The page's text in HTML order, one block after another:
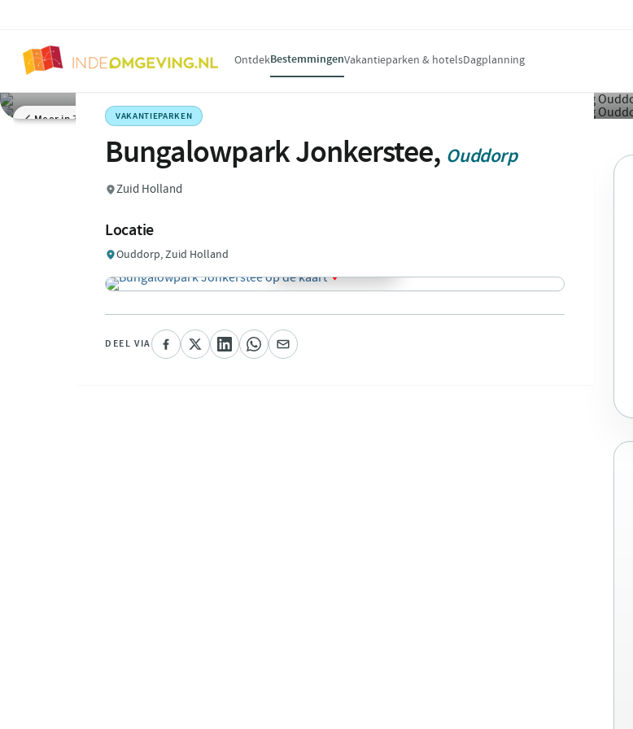
OntdekBestemmingenVakantieparken & hotelsDagplanning
Meer in Zuid HollandVAKANTIEPARKEN
Bungalowpark Jonkerstee, Ouddorp
Zuid Holland
Locatie
Ouddorp, Zuid Holland
DEEL VIA